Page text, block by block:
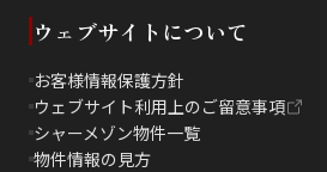
ウェブサイトについて
お客様情報保護方針
ウェブサイト利用上のご留意事項
シャーメゾン物件一覧
物件情報の見方